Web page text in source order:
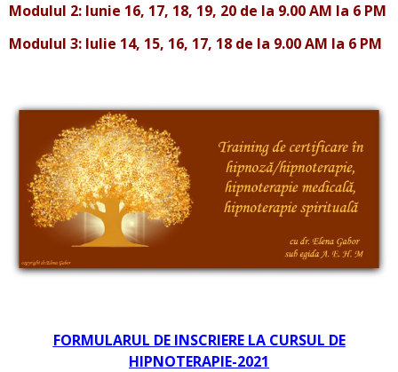
Modulul 2: Iunie 16, 17, 18, 19, 20 de la 9.00 AM la 6 PM
Modulul 3: Iulie 14, 15, 16, 17, 18 de la 9.00 AM la 6 PM
FORMULARUL DE INSCRIERE LA CURSUL DE
HIPNOTERAPIE-2021